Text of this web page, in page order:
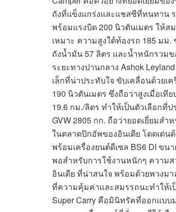
ถังที่แข็งแกร่งและแชสซีที่ทนทาน
พร้อมแรงบิด 200 นิวตันเมตร ให้
เหมาะ ความสูงใต้ท้องรถ 185 มม
ถังน้ำมัน 57 ลิตร และน้ำหนักรวมข
ระยะทางปานกลาง Ashok
เล็กที่น่าประทับใจ ขับเคลื่อนด้วยเ
190 นิวตันเมตร ซึ่งถือว่าสูงเมื่อเที
19.6 กม./ลิตร ทำให้เป็นตัวเลือกที่
GVW 2805 กก. ถือว่ายอดเยี่ยมสำ
ในตลาดปิกอัพของอินเดีย โดดเด่
พร้อมเครื่องยนต์ดีเซล BS6 DI ขน
พอสำหรับการใช้งานหนักๆ ความ
อินเดีย ที่น่าสนใจ พร้อมด้วยพวงม
ที่ความคุ้มค่าและสมรรถนะทำให้เ
Super Carry คือมินิทรัคที่ออกแบบ